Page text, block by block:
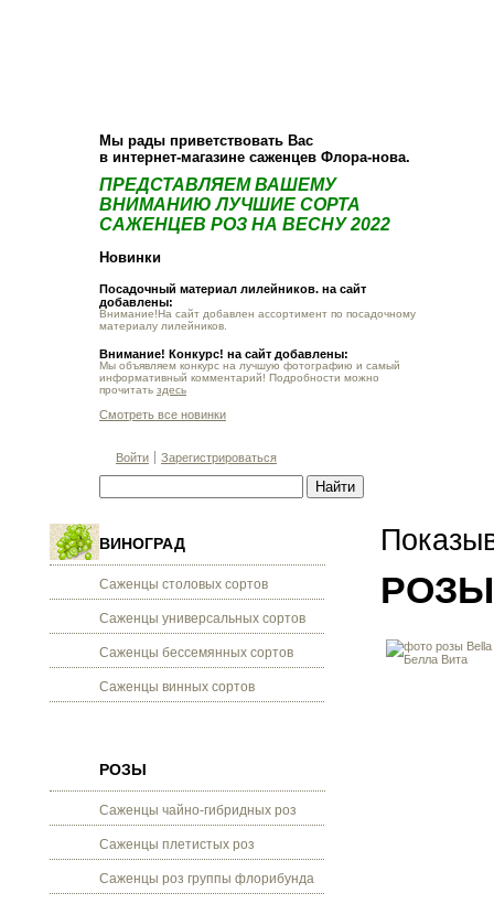
Мы рады приветствовать Вас
в интернет-магазине саженцев Флора-нова.
ПРЕДСТАВЛЯЕМ ВАШЕМУ
ВНИМАНИЮ ЛУЧШИЕ СОРТА
САЖЕНЦЕВ РОЗ НА ВЕСНУ 2022
Новинки
Посадочный материал лилейников. на сайт
добавлены:
Внимание!На сайт добавлен ассортимент по посадочному
материалу лилейников.
Внимание! Конкурс! на сайт добавлены:
Мы объявляем конкурс на лучшую фотографию и самый
информативный комментарий! Подробности можно
прочитать здесь
Смотреть все новинки
Войти Зарегистрироваться
ВИНОГРАД
Саженцы столовых сортов
Саженцы универсальных сортов
Саженцы бессемянных сортов
Саженцы винных сортов
РОЗЫ
Саженцы чайно-гибридных роз
Саженцы плетистых роз
Саженцы роз группы флорибунда
РОЗЫ